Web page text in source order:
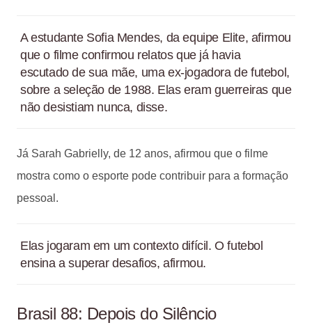
A estudante Sofia Mendes, da equipe Elite, afirmou
que o filme confirmou relatos que já havia
escutado de sua mãe, uma ex-jogadora de futebol,
sobre a seleção de 1988. Elas eram guerreiras que
não desistiam nunca, disse.
Já Sarah Gabrielly, de 12 anos, afirmou que o filme
mostra como o esporte pode contribuir para a formação
pessoal.
Elas jogaram em um contexto difícil. O futebol
ensina a superar desafios, afirmou.
Brasil 88: Depois do Silêncio